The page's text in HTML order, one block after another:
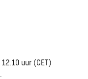
uur (CET)